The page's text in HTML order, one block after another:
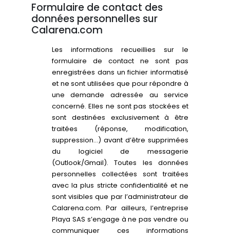
Formulaire de contact des
données personnelles sur
Calarena.com
Les informations recueillies sur le
formulaire de contact ne sont pas
enregistrées dans un fichier informatisé
et ne sont utilisées que pour répondre à
une demande adressée au service
concerné. Elles ne sont pas stockées et
sont destinées exclusivement à être
traitées (réponse, modification,
suppression…) avant d’être supprimées
du logiciel de messagerie
(Outlook/Gmail). Toutes les données
personnelles collectées sont traitées
avec la plus stricte confidentialité et ne
sont visibles que par l’administrateur de
Calarena.com. Par ailleurs, l’entreprise
Playa SAS s’engage à ne pas vendre ou
communiquer ces informations